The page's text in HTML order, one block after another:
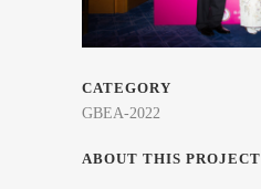
CATEGORY
GBEA-2022
ABOUT THIS PROJECT